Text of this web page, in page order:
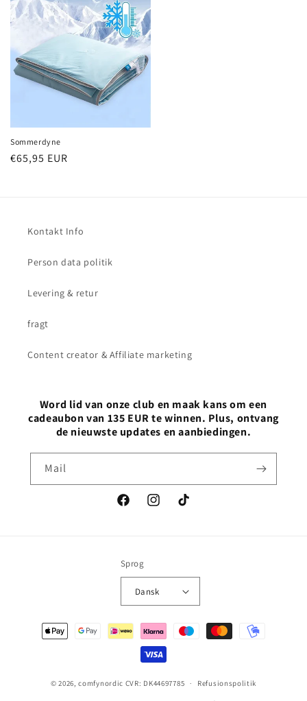
Sommerdyne
Normalpris
€65,95 EUR
Kontakt Info
Person data politik
Levering & retur
fragt
Content creator & Affiliate marketing
Word lid van onze club en maak kans om een
cadeaubon van 135 EUR te winnen. Plus, ontvang
de nieuwste updates en aanbiedingen.
Mail
FacebookInstagramTikTok
Sprog
Dansk
Betalingsmetoder
© 2026,comfynordic CVR: DK44697785 Refusionspolitik